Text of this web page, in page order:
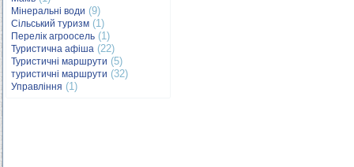
Мінеральні води (9)
Сільський туризм (1)
Перелік агроосель (1)
Туристична афіша (22)
Туристичні маршрути (5)
туристичні маршрути (32)
Управління (1)